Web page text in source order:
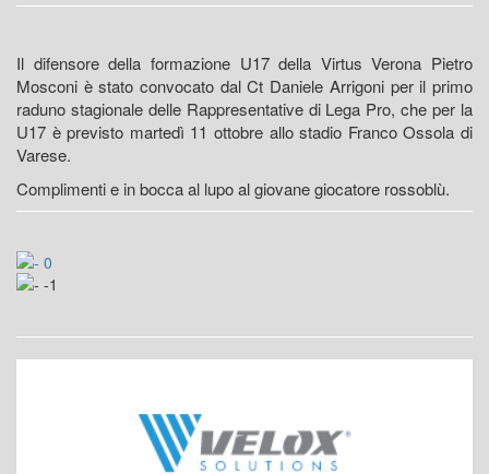
Il difensore della formazione U17 della Virtus Verona Pietro
Mosconi è stato convocato dal Ct Daniele Arrigoni per il primo
raduno stagionale delle Rappresentative di Lega Pro, che per la
U17 è previsto martedì 11 ottobre allo stadio Franco Ossola di
Varese.
Complimenti e in bocca al lupo al giovane giocatore rossoblù.